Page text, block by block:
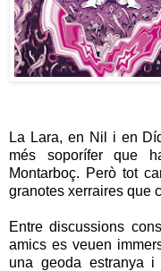
La Lara, en Nil i en
més soporífer que
Montarboç. Però tot
granotes xerraires que
Entre discussions
amics es veuen
una geoda estranya